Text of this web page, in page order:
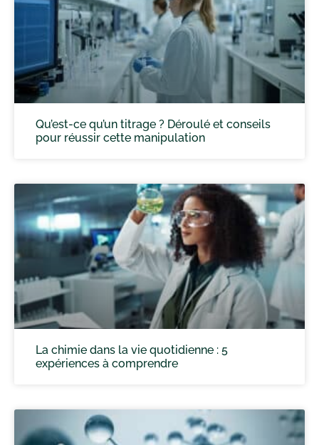
Qu’est-ce qu’un titrage ? Déroulé et conseils
pour réussir cette manipulation
La chimie dans la vie quotidienne : 5
expériences à comprendre